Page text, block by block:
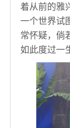
着从前的雅
一个世界试
常怀疑，倘
如此度过一